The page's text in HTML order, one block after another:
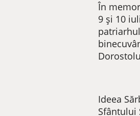
În
9 și 10
Ideea
Sfântului